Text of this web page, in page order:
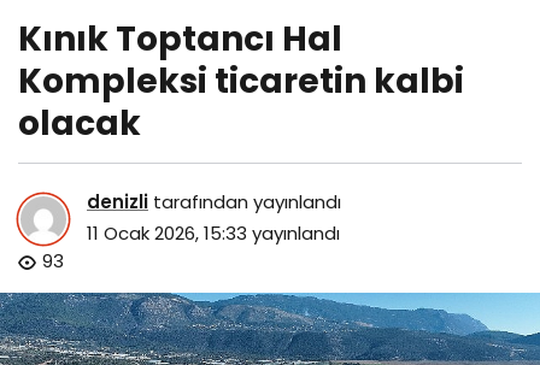
Kınık Toptancı Hal
Kompleksi ticaretin kalbi
olacak
denizli tarafından yayınlandı
11 Ocak 2026, 15:33 yayınlandı
93